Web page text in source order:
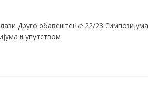
Друго обавештење 22/23 Симпозијума
и упутством